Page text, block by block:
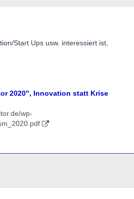
Start Ups usw. interessiert ist,
2020", Innovation statt Krise
wp-